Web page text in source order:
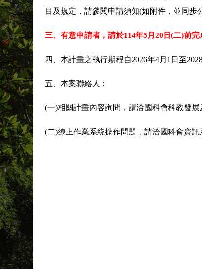
目及規定，請參閱申請須知(如附件，並同步
三、有意申請者，請於114年5月20 日(二)前完
四、本計畫之執行期程自2026年4月1日至
五、本案聯絡人：
(一)相關計畫內容詢問，請洽國科會科教發展
(二)線上作業系統操作問題，請洽國科會資訊